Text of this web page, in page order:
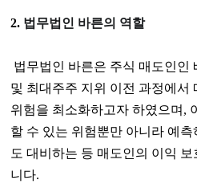
2. 법무법인 바른의 역할
법무법인 바른은 주식 매도인인
및 최대주주 지위 이전 과정에서
위험을 최소화하고자 하였으며 ,
할 수 있는 위험뿐만 아니라 예
도 대비하는 등 매도인의 이익
니다.